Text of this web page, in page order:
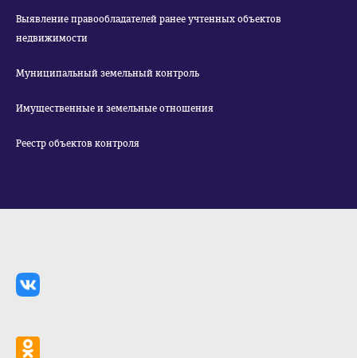
Выявление правообладателей ранее учтенных объектов
недвижимости
Муниципальный земельный контроль
Имущественные и земельные отношения
Реестр объектов контроля